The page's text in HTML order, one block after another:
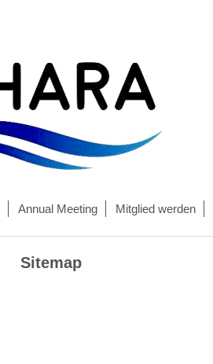
Annual Meeting Mitglied werden
Sitemap